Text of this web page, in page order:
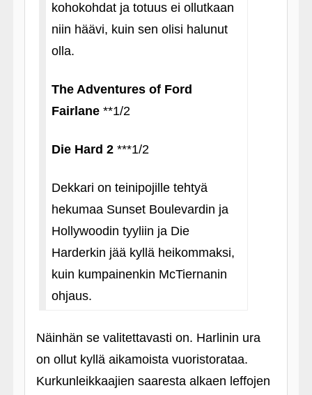
kohokohdat ja totuus ei ollutkaan
niin häävi, kuin sen olisi halunut
olla.
The Adventures of Ford
Fairlane **1/2
Die Hard 2***1/2
Dekkari on teinipojille tehtyä
hekumaa Sunset Boulevardin ja
Hollywoodin tyyliin ja Die
Harderkin jää kyllä heikommaksi,
kuin kumpainenkin McTiernanin
ohjaus.
Näinhän se valitettavasti on. Harlinin ura
on ollut kyllä aikamoista vuoristorataa.
Kurkunleikkaajien saaresta alkaen leffojen